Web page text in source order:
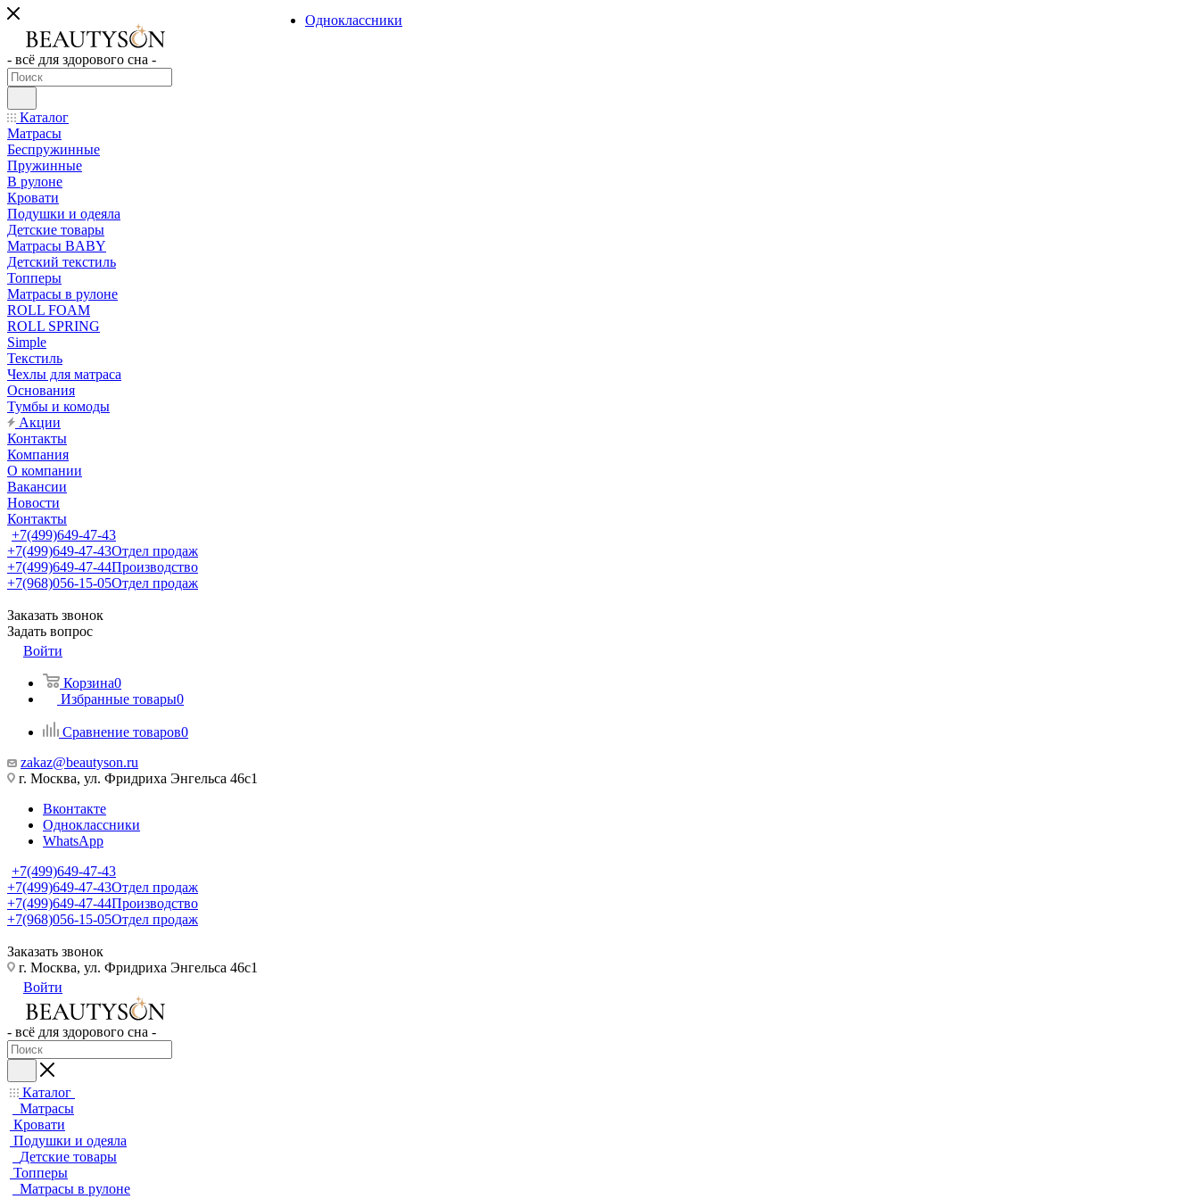
- всё для здорового сна -
Каталог
Матрасы
Беспружинные
Пружинные
В рулоне
Кровати
Подушки и одеяла
Детские товары
Матрасы BABY
Детский текстиль
Топперы
Матрасы в рулоне
ROLL FOAM
ROLL SPRING
Simple
Текстиль
Чехлы для матраса
Основания
Тумбы и комоды
Акции
Контакты
Компания
О компании
Вакансии
Новости
Контакты
+7(499)649-47-43
+7(499)649-47-43Отдел продаж
+7(499)649-47-44Производство
+7(968)056-15-05Отдел продаж
Заказать звонок
Задать вопрос
Войти
Корзина0
Избранные товары0
Сравнение товаров0
zakaz@beautyson.ru
г. Москва, ул. Фридриха Энгельса 46с1
Вконтакте
Одноклассники
WhatsApp
+7(499)649-47-43
+7(499)649-47-43Отдел продаж
+7(499)649-47-44Производство
+7(968)056-15-05Отдел продаж
Заказать звонок
Одноклассники
г. Москва, ул. Фридриха Энгельса 46с1
Войти
- всё для здорового сна -
Каталог
Матрасы
Кровати
Подушки и одеяла
Детские товары
Топперы
Матрасы в рулоне